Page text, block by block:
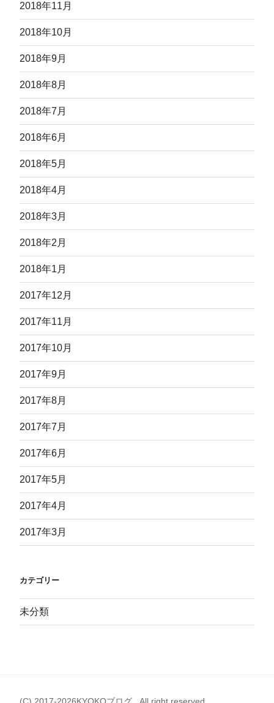
2018年11月
2018年10月
2018年9月
2018年8月
2018年7月
2018年6月
2018年5月
2018年4月
2018年3月
2018年2月
2018年1月
2017年12月
2017年11月
2017年10月
2017年9月
2017年8月
2017年7月
2017年6月
2017年5月
2017年4月
2017年3月
カテゴリー
未分類